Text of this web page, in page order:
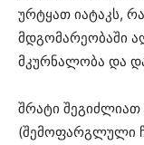
ურტყათ იატაკს,
მდგომარეობაში
მკურნალობა და
შრატი
(შემოფარგლული